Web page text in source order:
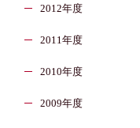
2012年度
2011年度
2010年度
2009年度